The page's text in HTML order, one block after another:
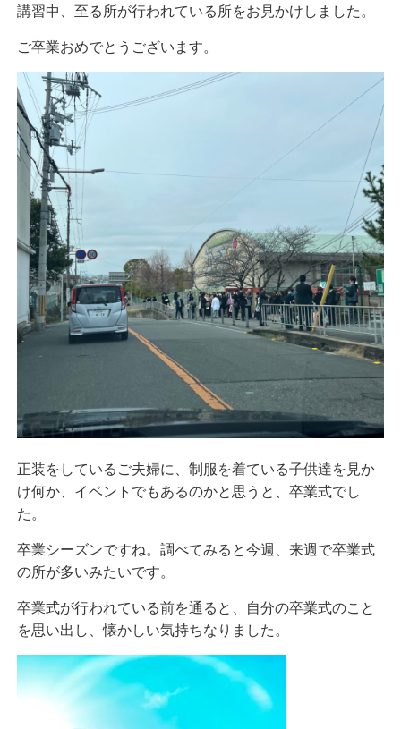
講習中、 至る所が行われている所をお見かけしました。
ご卒業おめでとうございます。
正装をしているご夫婦に、制服を着ている子供達を見か
け何か、イベントでもあるのかと思うと、卒業式でし
た。
卒業シーズンですね。調べてみると今週、来週で卒業式
の所が多いみたいです。
卒業式が行われている前を通ると、自分の卒業式のこと
を思い出し、懐かしい気持ちなりました。